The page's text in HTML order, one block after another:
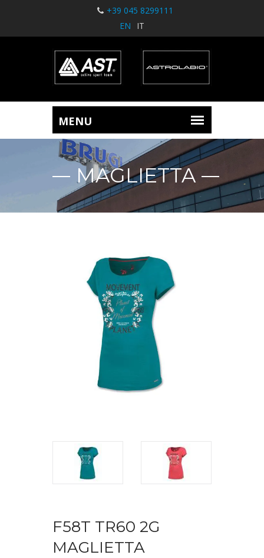
+39 045 8299111
EN
IT
MAGLIETTA
F58T TR60 2G
MAGLIETTA